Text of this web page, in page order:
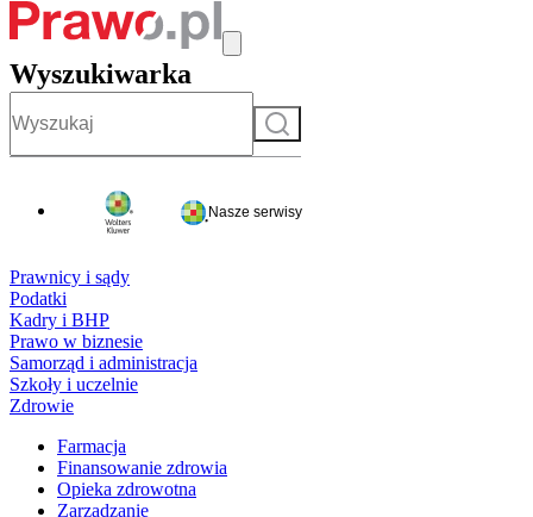
Wyszukiwarka
Szukaj
Nasze serwisy
Prawnicy i sądy
Podatki
Kadry i BHP
Prawo w biznesie
Samorząd i administracja
Szkoły i uczelnie
Zdrowie
Farmacja
Finansowanie zdrowia
Opieka zdrowotna
Zarządzanie